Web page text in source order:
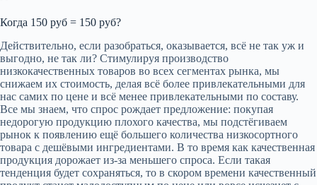
Когда 150 руб = 150 руб?
Действительно, если разобраться, оказывается, всё не так уж и
выгодно, не так ли? Стимулируя производство
низкокачественных товаров во всех сегментах рынка, мы
снижаем их стоимость, делая всё более привлекательными для
нас самих по цене и всё менее привлекательными по составу.
Все мы знаем, что спрос рождает предложение: покупая
недорогую продукцию плохого качества, мы подстёгиваем
рынок к появлению ещё большего количества низкосортного
товара с дешёвыми ингредиентами. В то время как качественная
продукция дорожает из-за меньшего спроса. Если такая
тенденция будет сохраняться, то в скором времени качественный